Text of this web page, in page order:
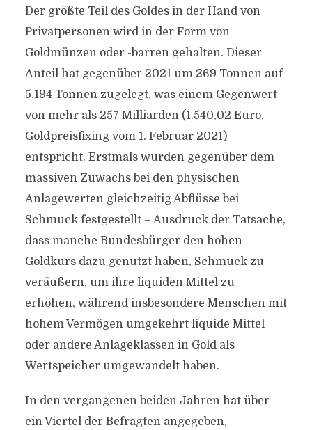
Der größte Teil des Goldes in der Hand von
Privatpersonen wird in der Form von
Goldmünzen oder -barren gehalten. Dieser
Anteil hat gegenüber 2021 um 269 Tonnen auf
5.194 Tonnen zugelegt, was einem Gegenwert
von mehr als 257 Milliarden (1.540,02 Euro,
Goldpreisfixing vom 1. Februar 2021)
entspricht. Erstmals wurden gegenüber dem
massiven Zuwachs bei den physischen
Anlagewerten gleichzeitig Abflüsse bei
Schmuck festgestellt – Ausdruck der Tatsache,
dass manche Bundesbürger den hohen
Goldkurs dazu genutzt haben, Schmuck zu
veräußern, um ihre liquiden Mittel zu
erhöhen, während insbesondere Menschen mit
hohem Vermögen umgekehrt liquide Mittel
oder andere Anlageklassen in Gold als
Wertspeicher umgewandelt haben.
In den vergangenen beiden Jahren hat über
ein Viertel der Befragten angegeben,